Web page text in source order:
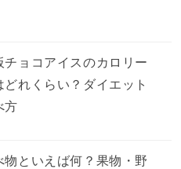
チョコアイスのカロリー
どれくらい？ダイエット
方
物といえば何？果物・野